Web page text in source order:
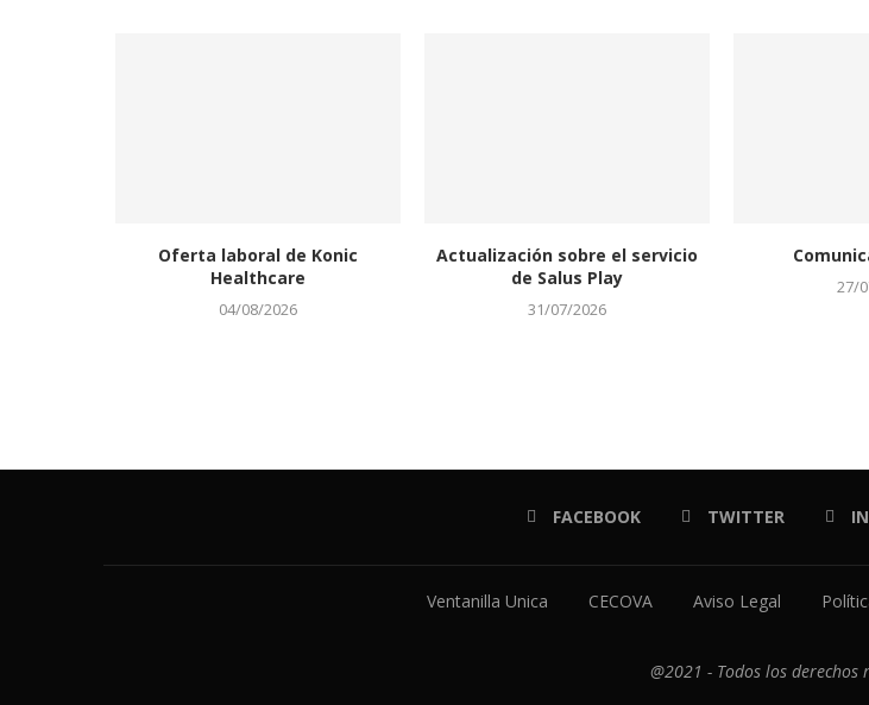
Oferta laboral de Konic
Healthcare
04/08/2026
Actualización sobre el servicio
de Salus Play
31/07/2026
27/
FACEBOOK TWITTER
Ventanilla Unica CECOVA Aviso Legal
@2021 - Todos los derechos